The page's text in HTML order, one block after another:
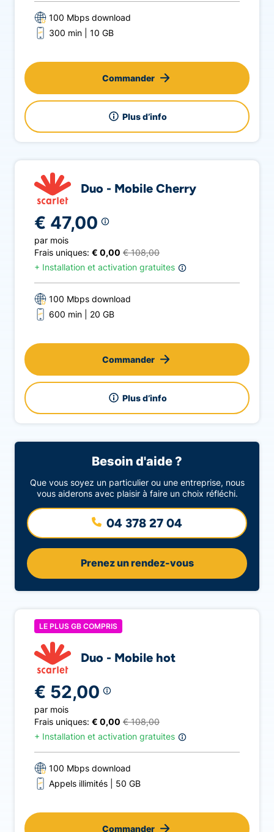
100 Mbps download
300 min
10 GB
Plus d’info
Commander
Duo - Mobile Cherry
€ 47,00
par mois
Frais uniques: € 0,00 € 108,00
+ Installation et activation gratuites
100 Mbps download
600 min
20 GB
Plus d’info
Commander
Besoin d'aide ?
Que vous soyez un particulier ou une entreprise, nous
vous aiderons avec plaisir à faire un choix réfléchi.
04 378 27 04
Prenez un rendez-vous
LE PLUS GB COMPRIS
Duo - Mobile hot
€ 52,00
par mois
Frais uniques: € 0,00 € 108,00
+ Installation et activation gratuites
100 Mbps download
Appels illimités
50 GB
Commander